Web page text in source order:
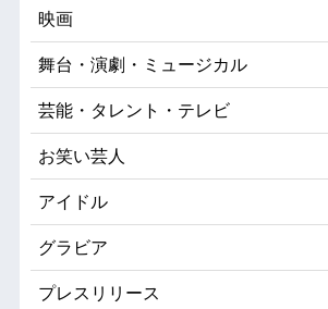
映画
舞台・演劇・ミュージカル
芸能・タレント・テレビ
お笑い芸人
アイドル
グラビア
プレスリリース